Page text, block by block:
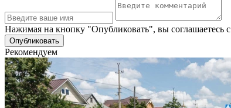
Нажимая на кнопку "Опубликовать", вы соглашаетесь с
Рекомендуем